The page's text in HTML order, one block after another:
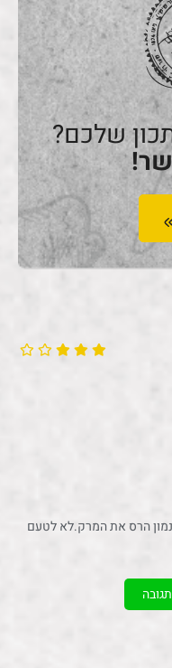
שלכם?
הרס את המרק.לא לטעם